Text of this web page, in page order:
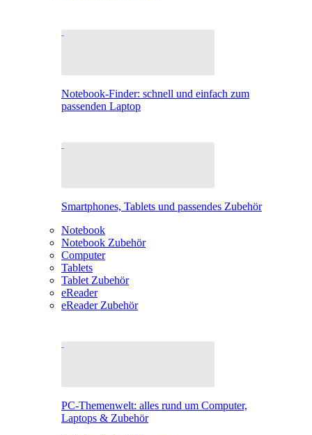
Notebook-Finder: schnell und einfach zum
passenden Laptop
Smartphones, Tablets und passendes Zubehör
Notebook
Notebook Zubehör
Computer
Tablets
Tablet Zubehör
eReader
eReader Zubehör
PC-Themenwelt: alles rund um Computer,
Laptops & Zubehör